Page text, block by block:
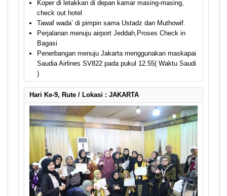
Koper di letakkan di depan kamar masing-masing,
check out hotel
Tawaf wada’ di pimpin sama Ustadz dan Muthowif.
Perjalanan menuju airport Jeddah,Proses Check in
Bagasi
Penerbangan menuju Jakarta menggunakan maskapai
Saudia Airlines SV822 pada pukul 12.55( Waktu Saudi
)
Hari Ke-9, Rute / Lokasi : JAKARTA